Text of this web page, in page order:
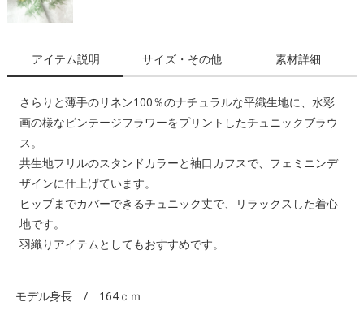
アイテム説明 サイズ・その他 素材詳細
さらりと薄手のリネン100％のナチュラルな平織生地に、水彩
画の様なビンテージフラワーをプリントしたチュニックブラウ
ス。
共生地フリルのスタンドカラーと袖口カフスで、フェミニンデ
ザインに仕上げています。
ヒップまでカバーできるチュニック丈で、リラックスした着心
地です。
羽織りアイテムとしてもおすすめです。
モデル身長 / 164ｃｍ